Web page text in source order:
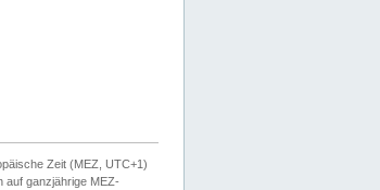
Zeit (MEZ, UTC+1)
auf ganzjährige MEZ-